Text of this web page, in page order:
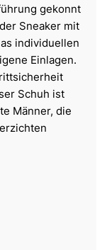
gekonnt
Sneaker mit
individuellen
Einlagen.
Schuh ist
Männer, die